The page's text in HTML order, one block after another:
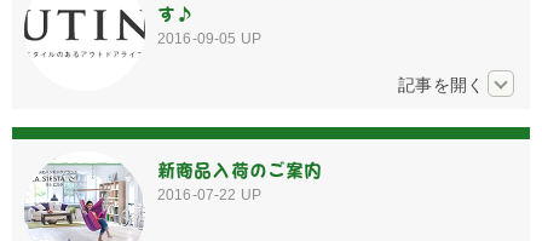
す♪
2016-09-05 UP
新商品入荷のご案内
2016-07-22 UP